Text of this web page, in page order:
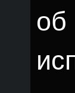
об